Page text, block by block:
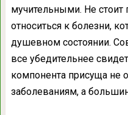
мучительными. Не стоит
относиться к болезни,
душевном состоянии.
все убедительнее
компонента присуща не
заболеваниям, а